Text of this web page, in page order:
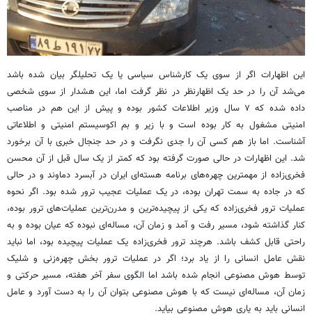
این اظهارات اگر از سوی یک کارشناس سیاسی یا یک تحلیلگر بیان شده باشد
می‌شد آن را در حد یک اظهارنظر در نظر گرفت اما، این هشدار از سوی شخصی
داده شده که ۷ سال وزیر اطلاعات کشور بوده و پیش از این هم در مناصب
امنیتی مشغول به کار بوده است و با زیر و بم اکوسیستم امنیتی و اطلاعاتی
آشناست. اما باز هم کسی آن را جدی نگرفت و در حد جنجال خبری با آن برخورد
شد. این اظهارات در حالی صورت گرفته بود که کمتر از یک سال قبل از آن محسن
فخری‌زاده از مهمترین چهره‌های برنامه هسته‌ای ایران در آبسرد دماوند و در حالی
که در جاده به سمت تهران بوده، در یک عملیات عجیب ترور شده بود. اگر نحوه
عملیات ترور فخری‌زاده که یکی از پیچیده‌ترین و مدرن‌ترین عملیات‌های ترور بوده،
کنار گذاشته شود، مسیر رفت و آمد و زمان آن، مساله‌ای نبوده که عیان بوده و به
راحتی قابل کشف باشد. هرچند ترور فخری‌زاده یک عملیات پیچیده بود، اما نباید
نقش عامل انسانی را از یاد برد؛ اگر در عملیات ترور بخش چهره‌زنی و شلیک
توسط هوش مصنوعی انجام شده باشد اما الگوی سفر آخر هفته، مسیر حرکتی و
زمان آن، مساله‌ای نیست که با هوش مصنوعی بتوان آن را به دست آورد و عامل
انسانی باید به یاری هوش مصنوعی بیاید.